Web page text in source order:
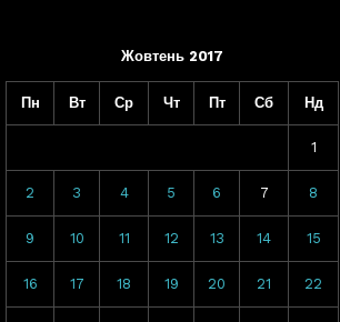
Жовтень 2017
Пн Вт Ср Чт Пт Сб Нд
1
2 3 4 5 6 7 8
9 10 11 12 13 14 15
16 17 18 19 20 21 22